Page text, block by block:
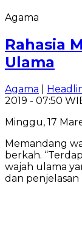
Agama
Rahasia
Ulama
Agama
2019 - 07:50
Minggu, 17
Memandang
berkah.
wajah ulama
dan penjelasan